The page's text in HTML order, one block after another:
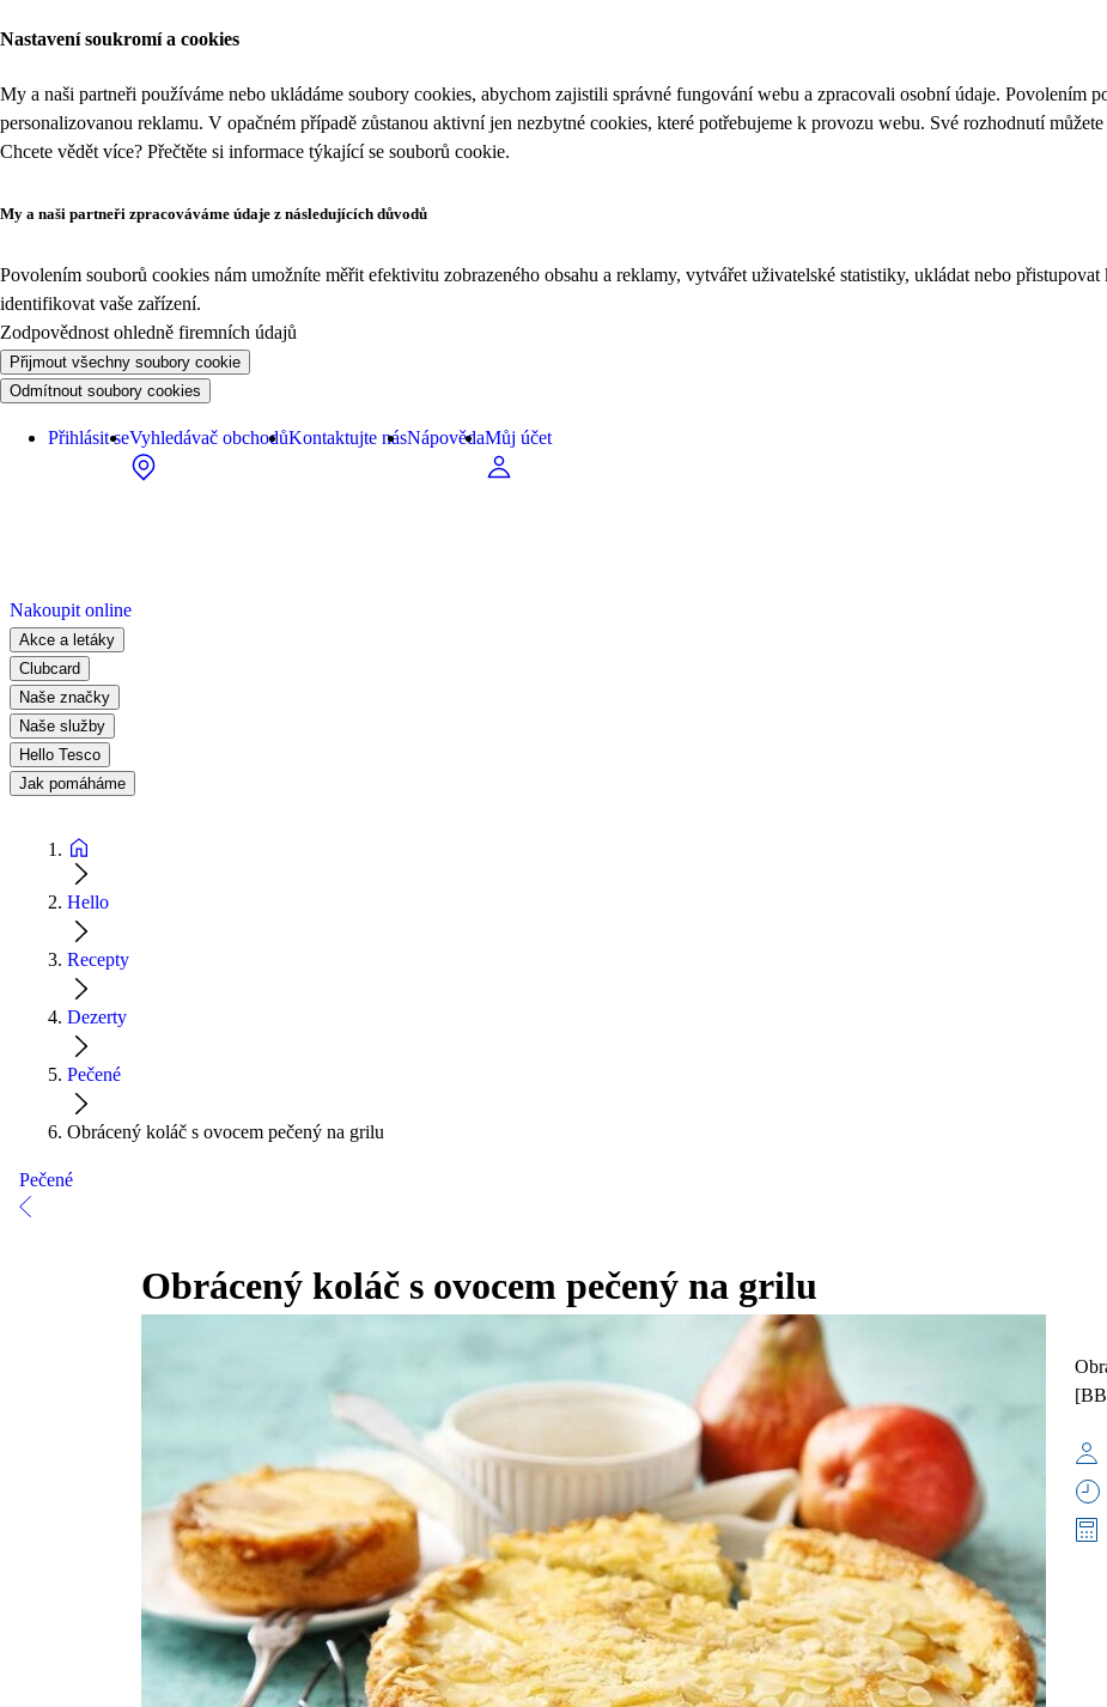
Nastavení soukromí a cookies
My a naši partneři používáme nebo ukládáme soubory cookies, abychom zajistili správné fungování webu a zpracovali osobní údaje. Povolením
personalizovanou reklamu. V opačném případě zůstanou aktivní jen nezbytné cookies, které potřebujeme k provozu webu. Své rozhodnutí
Chcete vědět více? Přečtěte si informace týkající se souborů cookie.
My a naši partneři zpracováváme údaje z následujících důvodů
Povolením souborů cookies nám umožníte měřit efektivitu zobrazeného obsahu a reklamy, vytvářet uživatelské statistiky, ukládat nebo
identifikovat vaše zařízení.
Zodpovědnost ohledně firemních údajů
Přijmout všechny soubory cookie
Odmítnout soubory cookies
Přihlásit seVyhledávač obchodůKontaktujte násNápovědaMůj účet
Nakoupit online
Akce a letáky
Clubcard
Naše značky
Naše služby
Hello Tesco
Jak pomáháme
Hello
Recepty
Dezerty
Pečené
Obrácený koláč s ovocem pečený na grilu
Pečené
Obrácený koláč s ovocem pečený na grilu